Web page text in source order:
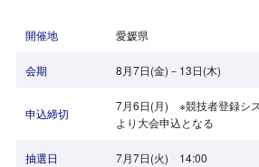
開催地 愛媛県
会期 8月7日(金)－13日(木)
申込締切
7月6日(月) ※競技者登録シ
より大会申込となる
抽選日 7月7日(火) 14:00